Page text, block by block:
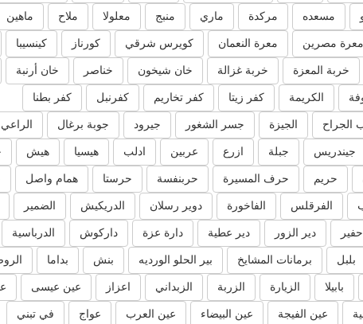
مسعده مركدة ماري منبج معلولا ملاح ماهين
معرة مصرين معرة النعمان كويرس شرقي كورناز كينسيبا
خربة المعزة خربة غزالة خان شيخون خناصر خان أرنبة
الكريمة كفر زيتا كفر تخاريم كفرنبل كفر بطنا
الجراح الجيزة جسر الشغور جيرود جوبة برغال الراعي
جيندريس جبلة ازرع عربين ادلب هيسيا هيش
حريم حرف المسيرة حربنفسة حرستا همام واصل
الفرقلس الفاخورة دوير رسلان الدريكيش الضمير
دير الزور دير عطية دارة عزة داركوش الدرباسية
بلبل برمانات المشايخ بير الحلو الورديه بنش بداما
بابيلا الزيارة الزربة الزبداني اعزاز عين عيسى
عين الفيجة عين البيضاء عين العرب عواج في تبني